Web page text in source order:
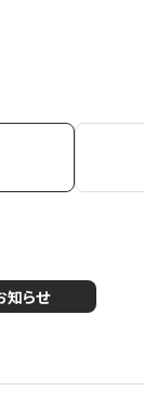
知らせ